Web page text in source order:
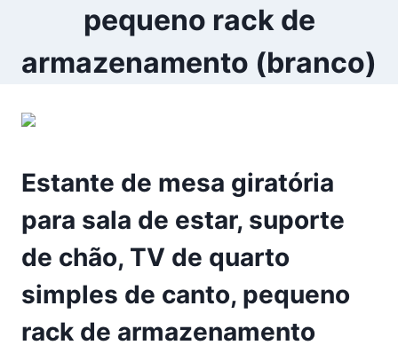
pequeno rack de
armazenamento (branco)
Estante de mesa giratória
para sala de estar, suporte
de chão, TV de quarto
simples de canto, pequeno
rack de armazenamento